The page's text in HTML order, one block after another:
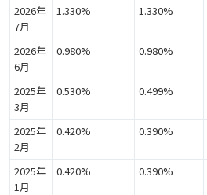
2026年
7月
1.330% 1.330%
2026年
6月
0.980% 0.980%
2025年
3月
0.530% 0.499%
2025年
2月
0.420% 0.390%
2025年
1月
0.420% 0.390%